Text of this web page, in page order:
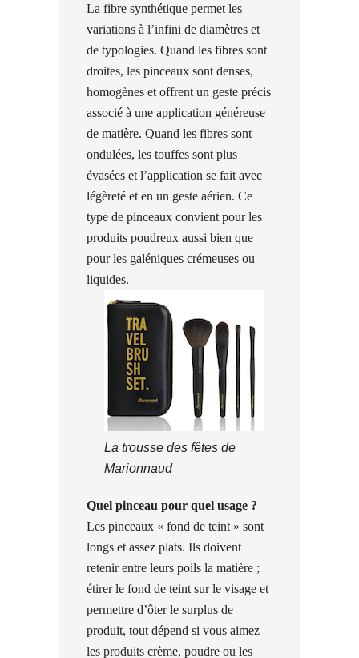
La fibre synthétique permet les
variations à l’infini de diamètres et
de typologies. Quand les fibres sont
droites, les pinceaux sont denses,
homogènes et offrent un geste précis
associé à une application généreuse
de matière. Quand les fibres sont
ondulées, les touffes sont plus
évasées et l’application se fait avec
légèreté et en un geste aérien. Ce
type de pinceaux convient pour les
produits poudreux aussi bien que
pour les galéniques crémeuses ou
liquides.
La trousse des fêtes de
Marionnaud
Quel pinceau pour quel usage ?
Les pinceaux « fond de teint » sont
longs et assez plats. Ils doivent
retenir entre leurs poils la matière ;
étirer le fond de teint sur le visage et
permettre d’ôter le surplus de
produit, tout dépend si vous aimez
les produits crème, poudre ou les